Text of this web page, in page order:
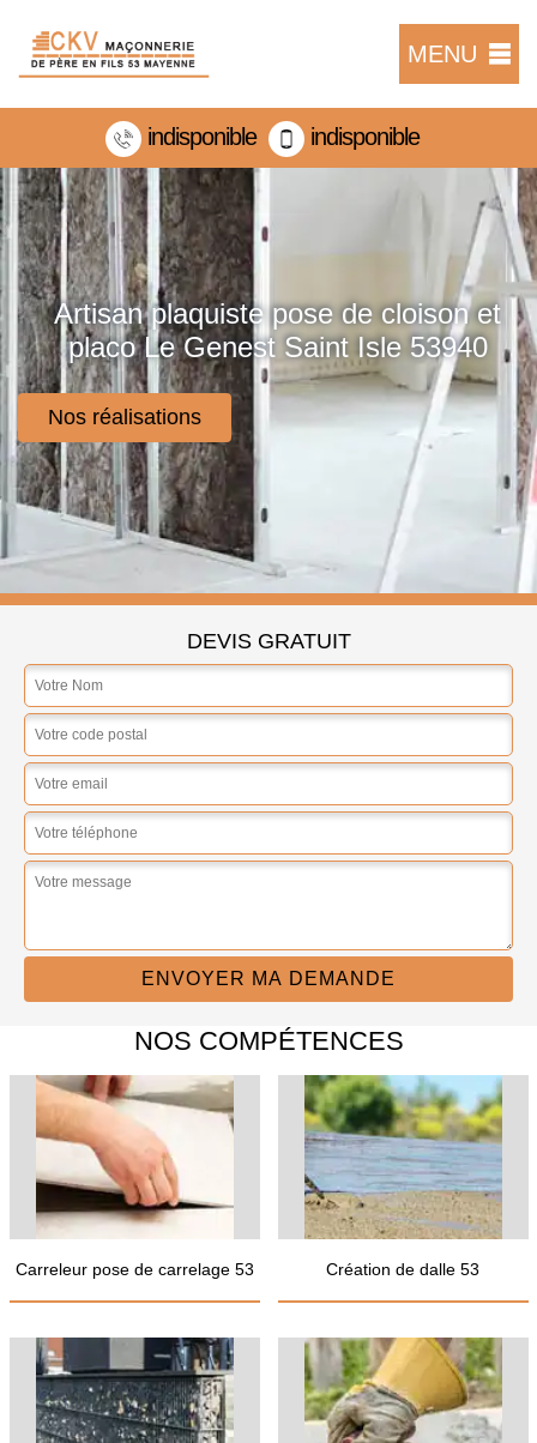
MENU
indisponible indisponible
Artisan plaquiste pose de cloison et
placo Le Genest Saint Isle 53940
Nos réalisations
DEVIS GRATUIT
NOS COMPÉTENCES
Carreleur pose de carrelage 53 Création de dalle 53